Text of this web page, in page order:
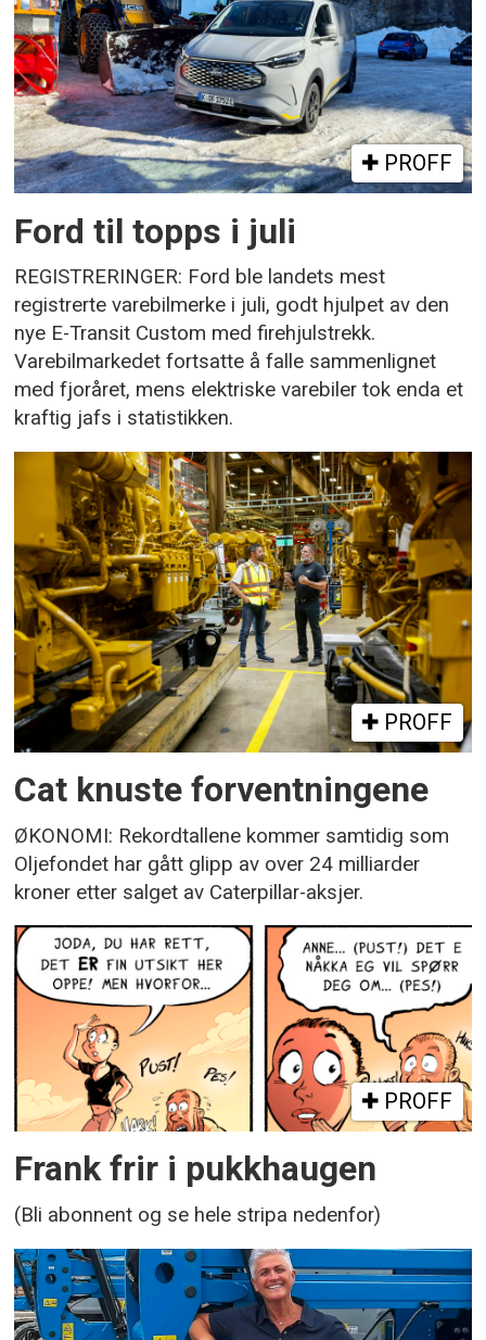
PROFF
Ford til topps i juli
REGISTRERINGER: Ford ble landets mest
registrerte varebilmerke i juli, godt hjulpet av den
nye E-Transit Custom med firehjulstrekk.
Varebilmarkedet fortsatte å falle sammenlignet
med fjoråret, mens elektriske varebiler tok enda et
kraftig jafs i statistikken.
PROFF
Cat knuste forventningene
ØKONOMI: Rekordtallene kommer samtidig som
Oljefondet har gått glipp av over 24 milliarder
kroner etter salget av Caterpillar-aksjer.
PROFF
Frank frir i pukkhaugen
(Bli abonnent og se hele stripa nedenfor)